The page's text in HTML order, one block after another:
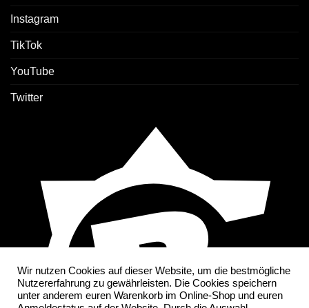
Instagram
TikTok
YouTube
Twitter
Wir nutzen Cookies auf dieser Website, um die bestmögliche
Nutzererfahrung zu gewährleisten. Die Cookies speichern
unter anderem euren Warenkorb im Online-Shop und euren